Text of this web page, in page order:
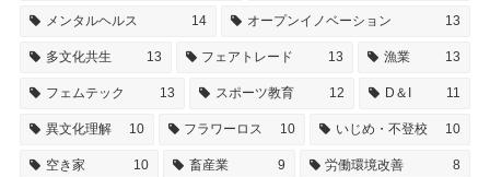
メンタルヘルス 14 オープンイノベーション 13
多文化共生 13 フェアトレード 13 漁業 13
フェムテック 13 スポーツ教育 12 D＆I 11
異文化理解 10 フラワーロス 10 いじめ・不登校 10
空き家 10 畜産業 9 労働環境改善 8